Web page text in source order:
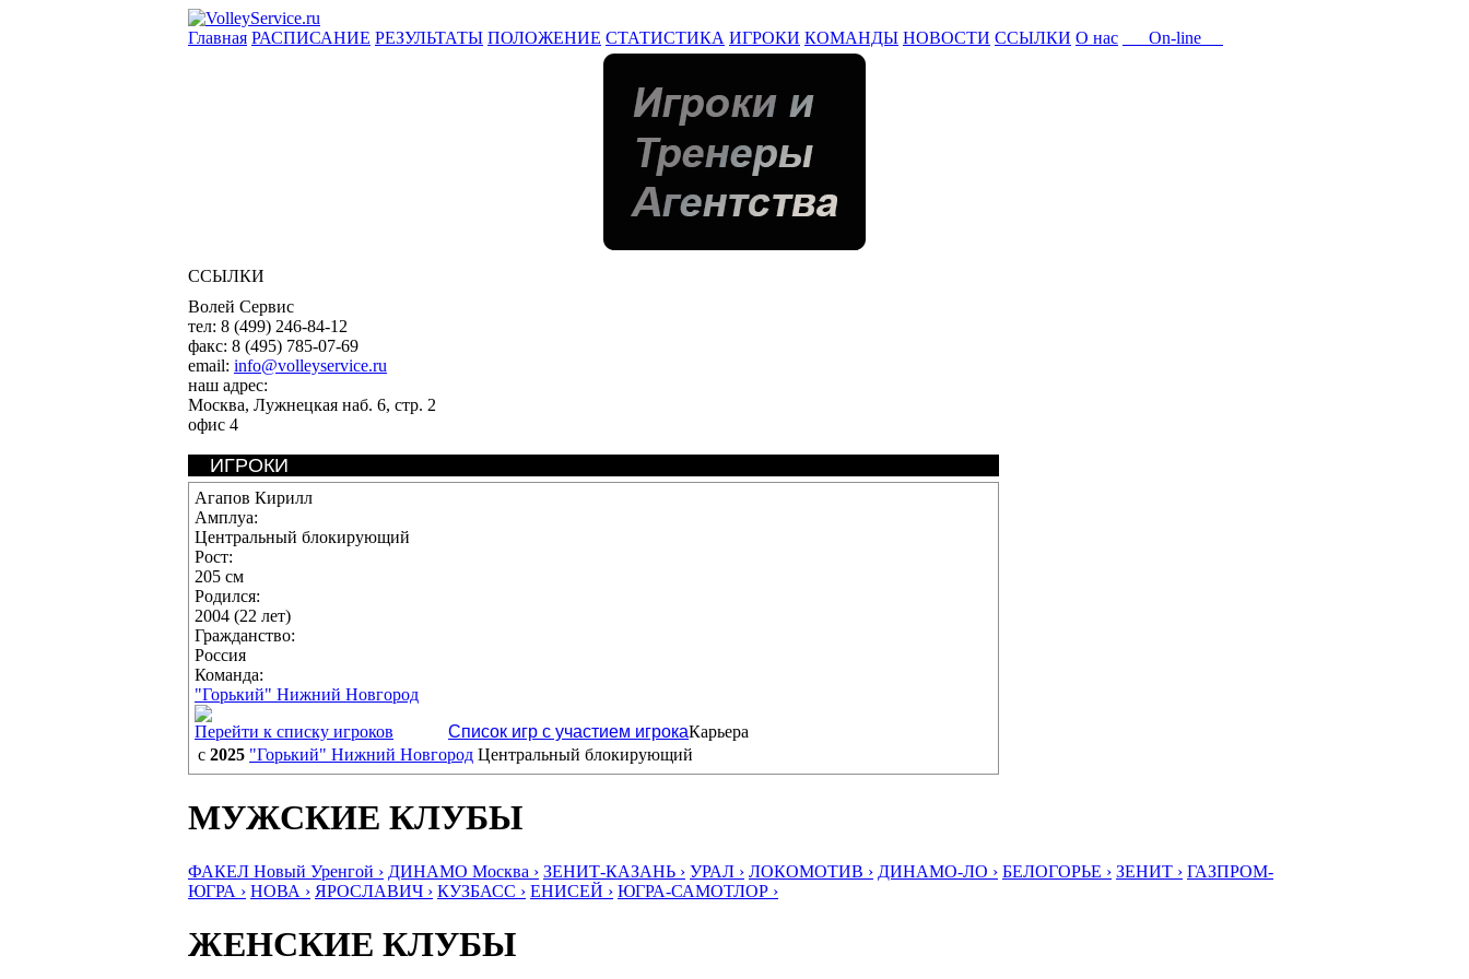
Главная РАСПИСАНИЕ РЕЗУЛЬТАТЫ ПОЛОЖЕНИЕ СТАТИСТИКА ИГРОКИ КОМАНДЫ НОВОСТИ ССЫЛКИ О нас On-line
ССЫЛКИ
Волей Сервис
тел: 8 (499) 246-84-12
факс: 8 (495) 785-07-69
email: info@volleyservice.ru
наш адрес:
Москва, Лужнецкая наб. 6, стр. 2
офис 4
ИГРОКИ
Агапов Кирилл
Амплуа:
Центральный блокирующий
Рост:
205 см
Родился:
2004 (22 лет)
Гражданство:
Россия
Команда:
"Горький" Нижний Новгород
Перейти к списку игроков
Список игр с участием игрокаКарьера
с 2025 "Горький" Нижний Новгород Центральный блокирующий
МУЖСКИЕ КЛУБЫ
ФАКЕЛ Новый Уренгой › ДИНАМО Москва › ЗЕНИТ-КАЗАНЬ › УРАЛ › ЛОКОМОТИВ › ДИНАМО-ЛО › БЕЛОГОРЬЕ › ЗЕНИТ › ГАЗПРОМ-
ЮГРА › НОВА › ЯРОСЛАВИЧ › КУЗБАСС › ЕНИСЕЙ › ЮГРА-САМОТЛОР ›
ЖЕНСКИЕ КЛУБЫ